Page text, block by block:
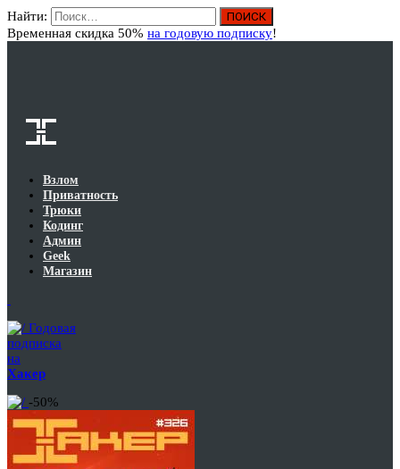
Найти:
Временная скидка 50% на годовую подписку!
Взлом
Приватность
Трюки
Кодинг
Админ
Geek
Магазин
Годовая
подписка
на
Хакер
-50%